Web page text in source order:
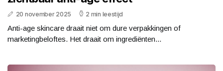
20 november 2025 2 min leestijd
Anti-age skincare draait niet om dure verpakkingen of
marketingbeloftes. Het draait om ingrediënten...